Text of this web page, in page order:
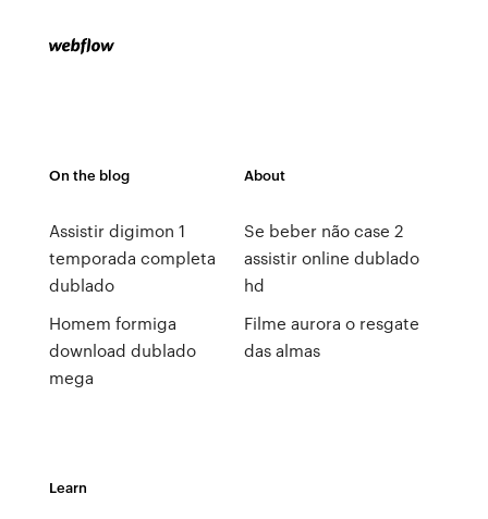
On the blog
Assistir digimon 1
temporada completa
dublado
Homem formiga
download dublado
mega
About
Se beber não case 2
assistir online dublado
hd
Filme aurora o resgate
das almas
Learn